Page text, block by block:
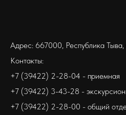
Адрес: 667000, Республика Тыва,
Контакты:
+7 (39422) 2-28-04 - приемная
+7 (39422) 3-43-28 -
+7 (39422) 2-28-00 - общий